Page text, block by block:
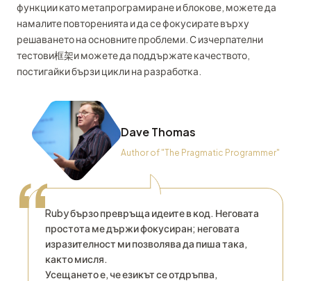
функции като метапрограмиране и блокове, можете да
намалите повторенията и да се фокусирате върху
решаването на основните проблеми. С изчерпателни
тестови框架и можете да поддържате качеството,
постигайки бързи цикли на разработка.
“Ruby бързо превръща идеите в код. Неговата
простота ме държи фокусиран; неговата
изразителност ми позволява да пиша така,
както мисля.
Усещането е, че езикът се отдръпва,
Dave Thomas
Author of "The Pragmatic Programmer"